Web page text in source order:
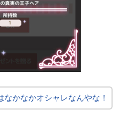
なかなかオシャレなんやな！